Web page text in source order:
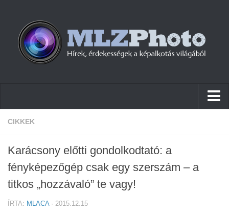
Hírek
Cikkek
Szoftver
CIKKEK
Karácsony előtti gondolkodtató: a
fényképezőgép csak egy szerszám – a
titkos „hozzávaló” te vagy!
ÍRTA: MLACA· 2015.12.15